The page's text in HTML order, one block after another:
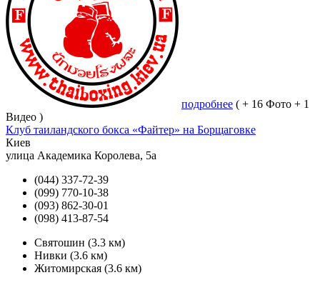
подробнее ( + 16 Фото + 1
Видео )
Клуб таиландского бокса «Файтер» на Борщаговке
Киев
улица Академика Королева, 5а
(044) 337-72-39
(099) 770-10-38
(093) 862-30-01
(098) 413-87-54
Святошин (3.3 км)
Нивки (3.6 км)
Житомирская (3.6 км)